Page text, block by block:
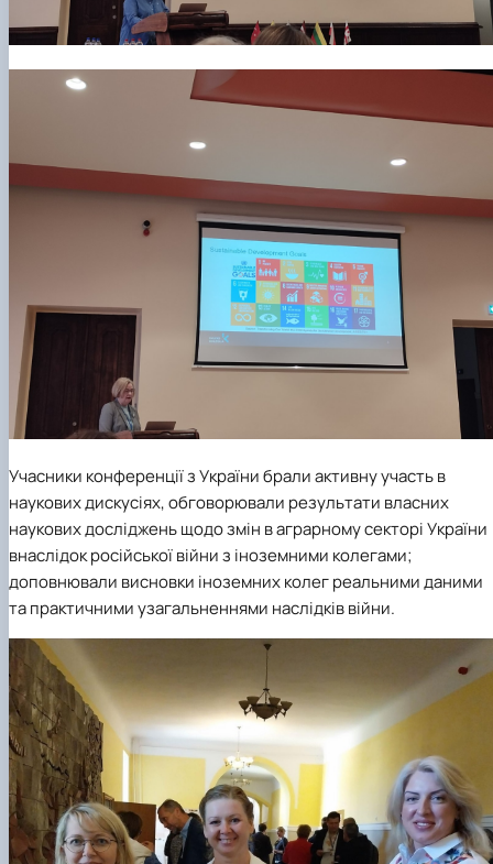
Учасники конференції з України брали активну участь в
наукових дискусіях, обговорювали результати власних
наукових досліджень щодо змін в аграрному секторі України
внаслідок російської війни з іноземними колегами;
доповнювали висновки іноземних колег реальними даними
та практичними узагальненнями наслідків війни.